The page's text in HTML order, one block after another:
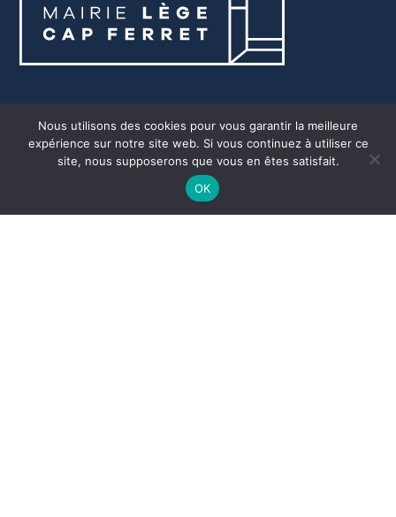
79 avenue de la Mairie
33950 LÈGE-Cap FERRET
Tél. 05 56 03 84 00
Nous utilisons des cookies pour vous garantir la meilleure
expérience sur notre site web. Si vous continuez à utiliser ce
site, nous supposerons que vous en êtes satisfait.
OK